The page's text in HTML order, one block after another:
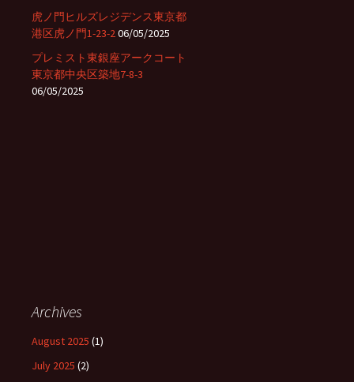
虎ノ門ヒルズレジデンス東京都
港区虎ノ門1-23-206/05/2025
プレミスト東銀座アークコート
東京都中央区築地7-8-3
06/05/2025
Archives
August 2025 (1)
July 2025 (2)